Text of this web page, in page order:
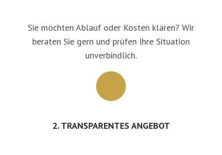
Sie möchten Ablauf oder Kosten klären? Wir
beraten Sie gern und prüfen Ihre Situation
unverbindlich.
2. TRANSPARENTES ANGEBOT